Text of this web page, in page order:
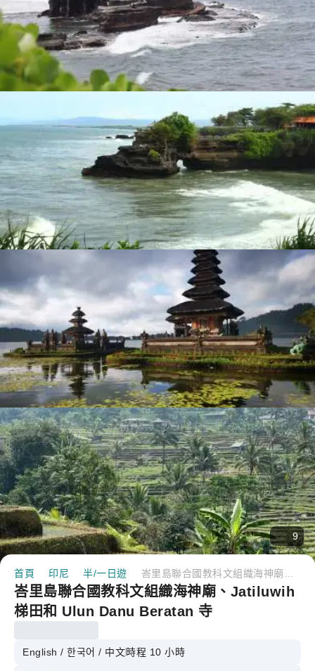
9
首頁 印尼 半/一日遊
峇里島聯合國教科文組織海神廟、Jatiluwih
梯田和 Ulun Danu Beratan 寺
English / 한국어 / 中文時程 10 小時